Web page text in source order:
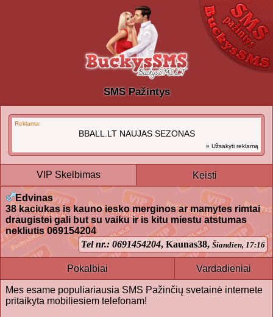
SMS Pažintys
Reklama:
BBALL.LT NAUJAS SEZONAS
» Užsakyti reklamą
VIP Skelbimas Keisti
Edvinas
38 kaciukas is kauno iesko merginos ar mamytes rimtai
draugistei gali but su vaiku ir is kitu miestu atstumas
nekliutis 069154204
Tel nr.: 0691454204, Kaunas38, Šiandien, 17:16
Pokalbiai Vardadieniai
Mes esame populiariausia SMS Pažinčių svetainė internete
pritaikyta mobiliesiem telefonam!